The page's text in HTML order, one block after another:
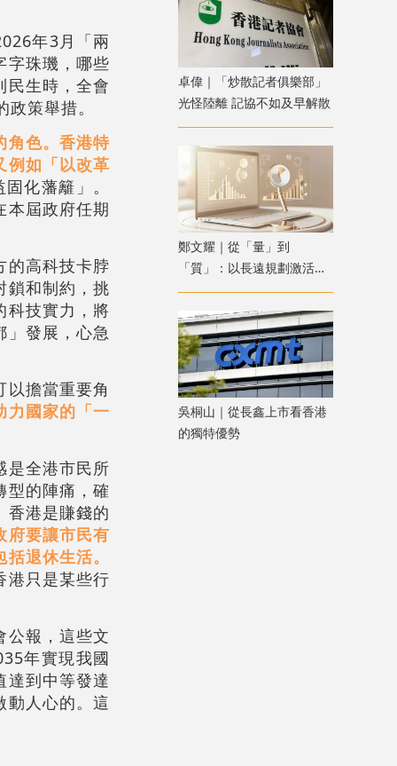
年3月「兩
字珠璣，哪些
民生時，全會
策舉措。
角色。香港特
例如「以改革
化藩籬」。
本屆政府任期
的高科技卡脖
鎖和制約，挑
科技實力，將
」發展，心急
擔當重要角
力國家的「一
是全港市民所
型的陣痛，確
香港是賺錢的
府要讓市民有
退休生活。
港只是某些行
公報，這些文
年實現我國
達到中等發達
動人心的。這
卓偉｜「炒散記者俱樂部」
光怪陸離 記協不如及早解散
鄭文耀｜從「量」到
「質」：以長遠規劃激活香
港資產管理新動能
吳桐山｜從長鑫上市看香港
的獨特優勢